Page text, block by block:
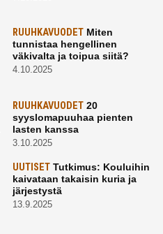
RUUHKAVUODETMiten
tunnistaa hengellinen
väkivalta ja toipua siitä?
4.10.2025
RUUHKAVUODET20
syyslomapuuhaa pienten
lasten kanssa
3.10.2025
UUTISETTutkimus: Kouluihin
kaivataan takaisin kuria ja
järjestystä
13.9.2025